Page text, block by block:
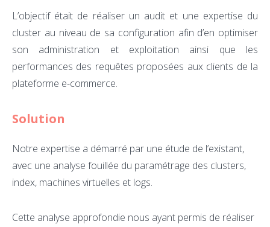
L’objectif était de réaliser un audit et une expertise du
cluster au niveau de sa configuration afin d’en optimiser
son administration et exploitation ainsi que les
performances des requêtes proposées aux clients de la
plateforme e-commerce.
Solution
Notre expertise a démarré par une étude de l’existant,
avec une analyse fouillée du paramétrage des clusters,
index, machines virtuelles et logs.
Cette analyse approfondie nous ayant permis de réaliser